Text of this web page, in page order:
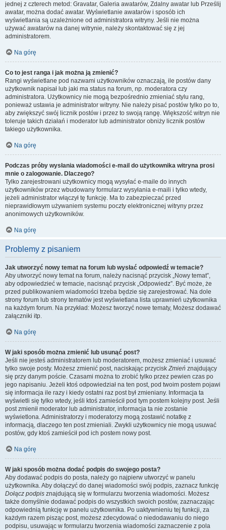
jednej z czterech metod: Gravatar, Galeria awatarów, Zdalny awatar lub Prześlij
awatar, można dodać awatar. Wyświetlanie awatarów i sposób ich
wyświetlania są uzależnione od administratora witryny. Jeśli nie można
używać awatarów na danej witrynie, należy skontaktować się z jej
administratorem.
Na górę
Co to jest ranga i jak można ją zmienić?
Rangi wyświetlane pod nazwami użytkowników oznaczają, ile postów dany
użytkownik napisał lub jaki ma status na forum, np. moderatora czy
administratora. Użytkownicy nie mogą bezpośrednio zmieniać stylu rang,
ponieważ ustawia je administrator witryny. Nie należy pisać postów tylko po to,
aby zwiększyć swój licznik postów i przez to swoją rangę. Większość witryn nie
toleruje takich działań i moderator lub administrator obniży licznik postów
takiego użytkownika.
Na górę
Podczas próby wysłania wiadomości e-mail do użytkownika witryna prosi
mnie o zalogowanie. Dlaczego?
Tylko zarejestrowani użytkownicy mogą wysyłać e-maile do innych
użytkowników przez wbudowany formularz wysyłania e-maili i tylko wtedy,
jeżeli administrator włączył tę funkcję. Ma to zabezpieczać przed
nieprawidłowym używaniem systemu poczty elektronicznej witryny przez
anonimowych użytkowników.
Na górę
Problemy z pisaniem
Jak utworzyć nowy temat na forum lub wysłać odpowiedź w temacie?
Aby utworzyć nowy temat na forum, należy nacisnąć przycisk „Nowy temat”,
aby odpowiedzieć w temacie, nacisnąć przycisk „Odpowiedz”. Być może, że
przed publikowaniem wiadomości trzeba będzie się zarejestrować. Na dole
strony forum lub strony tematów jest wyświetlana lista uprawnień użytkownika
na każdym forum. Na przykład: Możesz tworzyć nowe tematy, Możesz dodawać
załączniki itp.
Na górę
W jaki sposób można zmienić lub usunąć post?
Jeśli nie jesteś administratorem lub moderatorem, możesz zmieniać i usuwać
tylko swoje posty. Możesz zmienić post, naciskając przyciskZmień znajdujący
się przy danym poście. Czasami można to zrobić tylko przez pewien czas po
jego napisaniu. Jeżeli ktoś odpowiedział na ten post, pod twoim postem pojawi
się informacja ile razy i kiedy ostatni raz post był zmieniany. Informacja ta
wyświetli się tylko wtedy, jeśli ktoś zamieścił pod tym postem kolejny post. Jeśli
post zmienił moderator lub administrator, informacja ta nie zostanie
wyświetlona. Administratorzy i moderatorzy mogą zostawić notatkę z
informacją, dlaczego ten post zmieniali. Zwykli użytkownicy nie mogą usuwać
postów, gdy ktoś zamieścił pod ich postem nowy post.
Na górę
W jaki sposób można dodać podpis do swojego posta?
Aby dodawać podpis do posta, należy go najpierw utworzyć w panelu
użytkownika. Aby dołączyć do danej wiadomości swój podpis, zaznacz funkcję
Dołącz podpis znajdującą się w formularzu tworzenia wiadomości. Możesz
także domyślnie dodawać podpis do wszystkich swoich postów, zaznaczając
odpowiednią funkcję w panelu użytkownika. Po uaktywnieniu tej funkcji, za
każdym razem pisząc post, możesz zdecydować o niedodawaniu do niego
podpisu, usuwając w formularzu tworzenia wiadomości zaznaczenie z pola